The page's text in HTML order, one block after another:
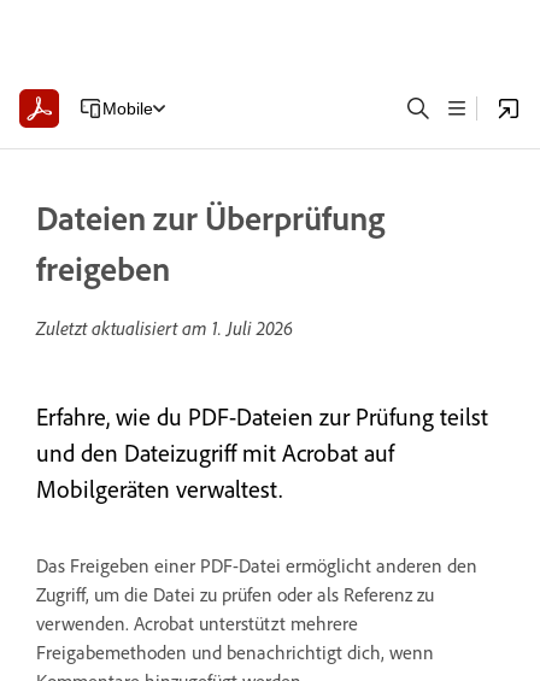
Mobile
Dateien zur Überprüfung
freigeben
Zuletzt aktualisiert am 1. Juli 2026
Erfahre, wie du PDF-Dateien zur Prüfung teilst
und den Dateizugriff mit Acrobat auf
Mobilgeräten verwaltest.
Das Freigeben einer PDF-Datei ermöglicht anderen den
Zugriff, um die Datei zu prüfen oder als Referenz zu
verwenden. Acrobat unterstützt mehrere
Freigabemethoden und benachrichtigt dich, wenn